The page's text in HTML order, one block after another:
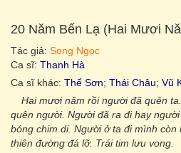
20 Năm Bến Lạ (Hai Mươi
Tác giả: Song Ngọc
Ca sĩ: Thanh Hà
Ca sĩ khác: Thế Sơn; Thái Châu; Vũ
Hai mươi năm rồi người đã quên
quên người. Người đã ra đi hay
bóng chim di. Người ở ta đi mình còn
thiên đường đá lỡ. Trái tim lưu vong.